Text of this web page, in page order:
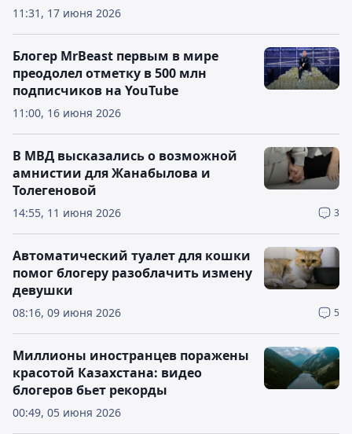
11:31, 17 июня 2026
11:00, 16 июня 2026
Блогер MrBeast первым в мире
преодолел отметку в 500 млн
подписчиков на YouTube
14:55, 11 июня 2026 3
В МВД высказались о возможной
амнистии для Жанабылова и
Толегеновой
08:16, 09 июня 2026 5
Автоматический туалет для кошки
помог блогеру разоблачить измену
девушки
00:49, 05 июня 2026
Миллионы иностранцев поражены
красотой Казахстана: видео
блогеров бьет рекорды